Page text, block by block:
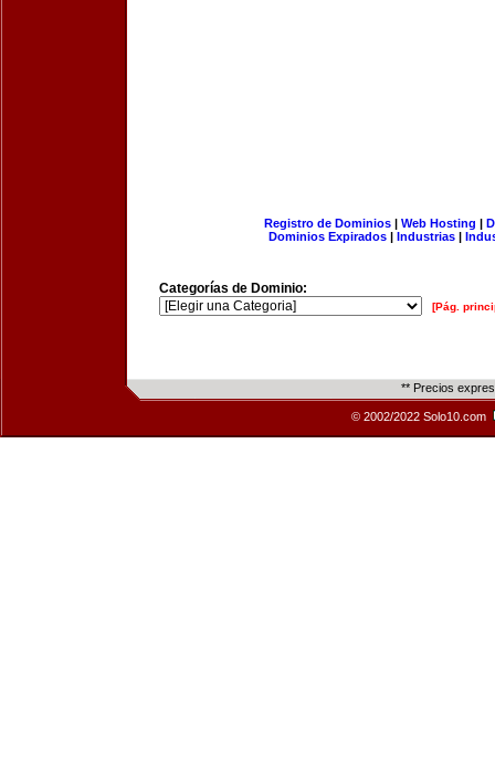
Registro de Dominios| Web Hosting |
Dominios Expirados | Industrias |
Categorías de Dominio:
[Pág.
** Precios
© 2002/2022 Solo10.com